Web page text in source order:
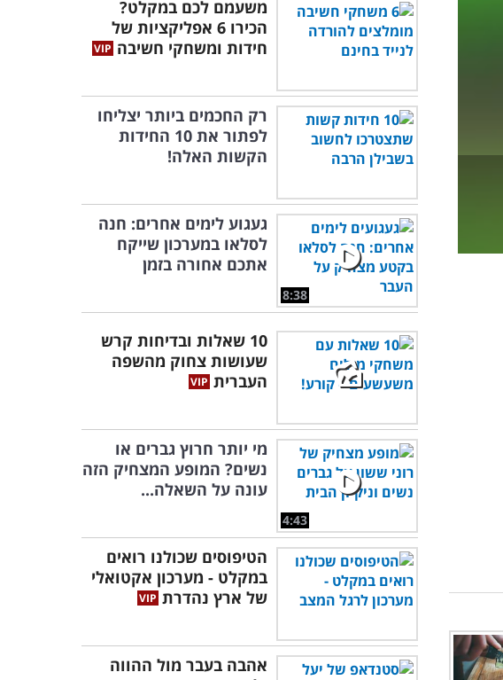
משעמם לכם במקלט?
הכירו 6 אפליקציות של
חידות ומשחקי חשיבה
רק החכמים ביותר יצליחו
לפתור את 10 החידות
הקשות האלה!
8:38
געגוע לימים אחרים: חנה
לסלאו במערכון שייקח
אתכם אחורה בזמן
10 שאלות ובדיחות קרש
שעושות צחוק מהשפה
העברית
4:43
מי יותר חרוץ גברים או
נשים? המופע המצחיק הזה
עונה על השאלה...
הטיפוסים שכולנו רואים
במקלט - מערכון אקטואלי
של ארץ נהדרת
אהבה בעבר מול ההווה